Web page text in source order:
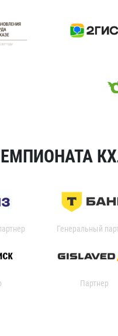
Генеральный
Партнер